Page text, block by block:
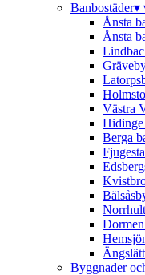
Banbostäder▾
Ånsta
Ånsta
Västra
Hidinge
Berga
Byggnader